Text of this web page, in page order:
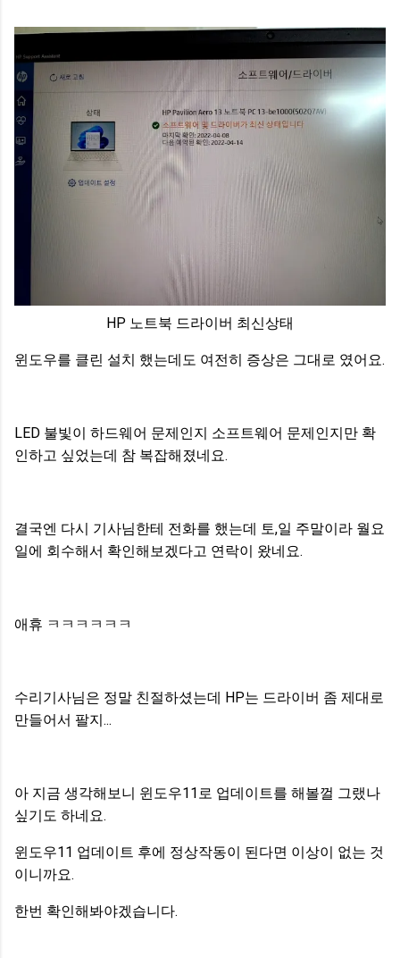
HP 노트북 드라이버 최신상태
윈도우를 클린 설치 했는데도 여전히 증상은 그대로 였어요.
LED 불빛이 하드웨어 문제인지 소프트웨어 문제인지만 확
인하고 싶었는데 참 복잡해졌네요.
결국엔 다시 기사님한테 전화를 했는데 토,일 주말이라 월요
일에 회수해서 확인해보겠다고 연락이 왔네요.
애휴 ㅋㅋㅋㅋㅋㅋ
수리기사님은 정말 친절하셨는데 HP는 드라이버 좀 제대로
만들어서 팔지...
아 지금 생각해보니 윈도우11로 업데이트를 해볼껄 그랬나
싶기도 하네요.
윈도우11 업데이트 후에 정상작동이 된다면 이상이 없는 것
이니까요.
한번 확인해봐야겠습니다.